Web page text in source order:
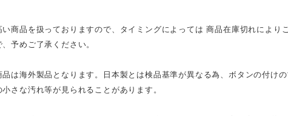
い商品を扱っておりますので、タイミングによっては 商品在庫切れにより
予めご了承ください。
品は海外製品となります。日本製とは検品基準が異なる為、ボタンの付け
さな汚れ等が見られることがあります。